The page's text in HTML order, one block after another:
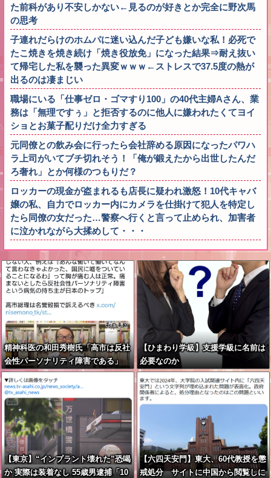
た前科があり不安しかない←見るのが好きとか完全に野次馬
の思考
子連れだらけのホムパに迷い込んだ子ども嫌いな私！必死で
たこ焼きを焼き続け「焼き役放免」になった結果⇒耐え抜い
て帰宅した私を襲った異変ｗｗｗ←ストレスで37.5度の熱が
出るのは凄まじい
職場にいる「仕事ゼロ・ゴマすり100」の40代主婦Aさん、業
務は「無理ですぅ」と拒否するのに他人に嫌われたくてヨイ
ショとお菓子配りだけ全力すぎる
元同僚との飲み会に行ったら会社辞める原因になったパワハ
ラ上司がいてブチ切れそう！「俺が鍛えたから出世したんだ
ろ奢れ」とか何様のつもりだ？
ロッカーの現金が盗まれるも店長に疑われ激怒！10代キャバ
嬢の私、自力でロッカー内にカメラを仕掛けて犯人を特定し
たら同僚の女だった…警察へ行くと言って止められ、加害者
に泣かれながら大揉めして・・・
精神科医の和田秀樹氏「高市は反社
会性パーソナリティ障害である」
【ひまわり学級】支援学級に名前は
必要なのか
【東京】“インプラント壊れた”恐喝
か 実際は装着なし 55歳男逮捕「10
【六四天安門】東大、60代教授を懲
戒処分 サイトに中国から閲覧しに